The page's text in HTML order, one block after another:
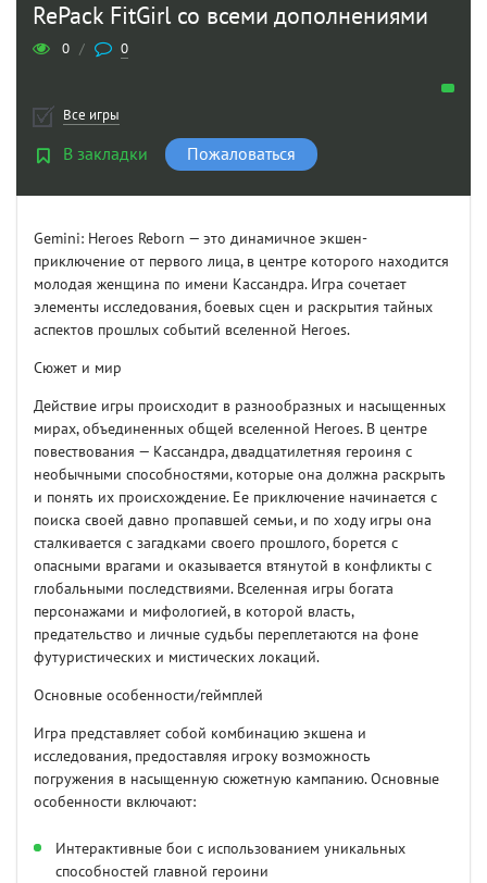
RePack FitGirl со всеми дополнениями
0 / 0
Все игры
В закладки Пожаловаться
Gemini: Heroes Reborn — это динамичное экшен-
приключение от первого лица, в центре которого находится
молодая женщина по имени Кассандра. Игра сочетает
элементы исследования, боевых сцен и раскрытия тайных
аспектов прошлых событий вселенной Heroes.
Сюжет и мир
Действие игры происходит в разнообразных и насыщенных
мирах, объединенных общей вселенной Heroes. В центре
повествования — Кассандра, двадцатилетняя героиня с
необычными способностями, которые она должна раскрыть
и понять их происхождение. Ее приключение начинается с
поиска своей давно пропавшей семьи, и по ходу игры она
сталкивается с загадками своего прошлого, борется с
опасными врагами и оказывается втянутой в конфликты с
глобальными последствиями. Вселенная игры богата
персонажами и мифологией, в которой власть,
предательство и личные судьбы переплетаются на фоне
футуристических и мистических локаций.
Основные особенности/геймплей
Игра представляет собой комбинацию экшена и
исследования, предоставляя игроку возможность
погружения в насыщенную сюжетную кампанию. Основные
особенности включают:
Интерактивные бои с использованием уникальных
способностей главной героини